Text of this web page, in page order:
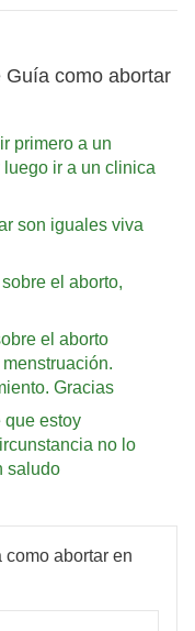
Guía como abortar
primero a un
ir a un clinica
son iguales viva
el aborto,
el aborto
Gracias
que estoy
no lo
saludo
como abortar en